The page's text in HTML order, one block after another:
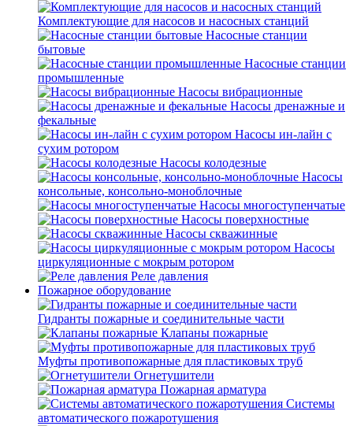
Комплектующие для насосов и насосных станций
Насосные станции
бытовые
Насосные станции
промышленные
Насосы вибрационные
Насосы дренажные и
фекальные
Насосы ин-лайн с
сухим ротором
Насосы колодезные
Насосы
консольные, консольно-моноблочные
Насосы многоступенчатые
Насосы поверхностные
Насосы скважинные
Насосы
циркуляционные с мокрым ротором
Реле давления
Пожарное оборудование
Гидранты пожарные и соединительные части
Клапаны пожарные
Муфты противопожарные для пластиковых труб
Огнетушители
Пожарная арматура
Системы
автоматического пожаротушения